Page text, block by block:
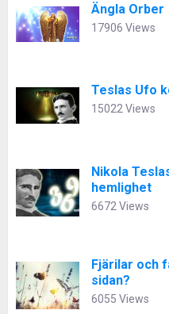
Ängla Orber
17906 Views
Teslas Ufo
15022 Views
Nikola
hemlighet
6672 Views
Fjärilar och
sidan?
6055 Views